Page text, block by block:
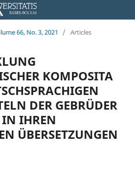
66, No. 3, 2021 / Articles
KOMPOSITA
DER GEBRÜDER
IHREN
ÜBERSETZUNGEN